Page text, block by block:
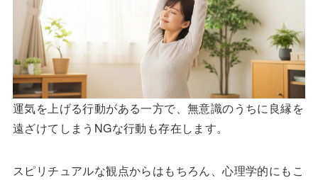
運気を上げる行動がある一方で、無意識のうちに良縁を
遠ざけてしまうNGな行動も存在します。
スピリチュアルな観点からはもちろん、心理学的にもこ